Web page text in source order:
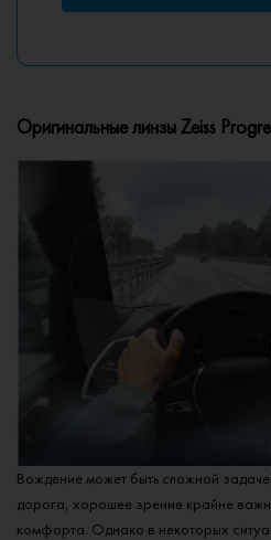
Оригинальные линзы Zeiss
Вождение может быть сложной
дорога, хорошее зрение крайне
комфорта. Однако в некоторых